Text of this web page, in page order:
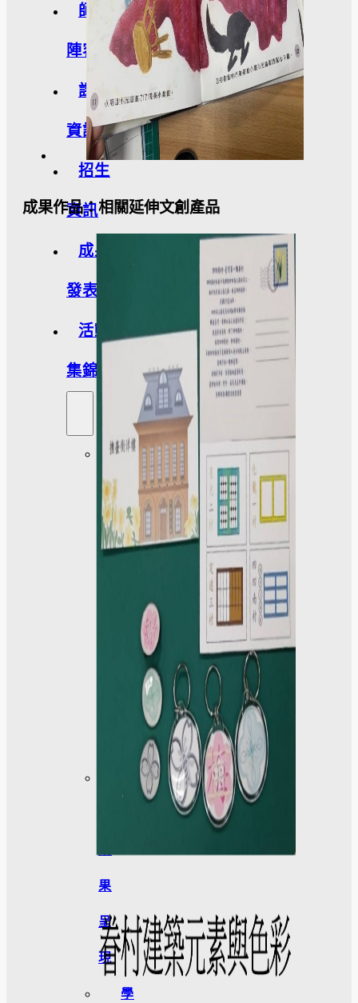
師資
陣容
課程
資訊
招生
資訊
成果
發表
活動
集錦
大
學
社
果
呈
現
學
成果作品：相關延伸文創產品